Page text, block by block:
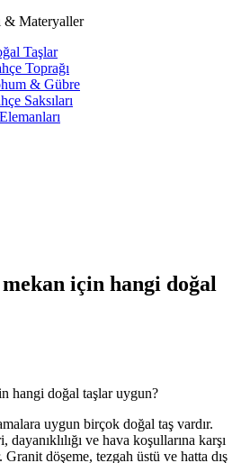
& Materyaller
Taşlar
Toprağı
& Gübre
Saksıları
için hangi doğal
hangi doğal taşlar uygun?
uygun birçok doğal taş vardır.
ve hava koşullarına karşı
döşeme, tezgah üstü ve hatta dış